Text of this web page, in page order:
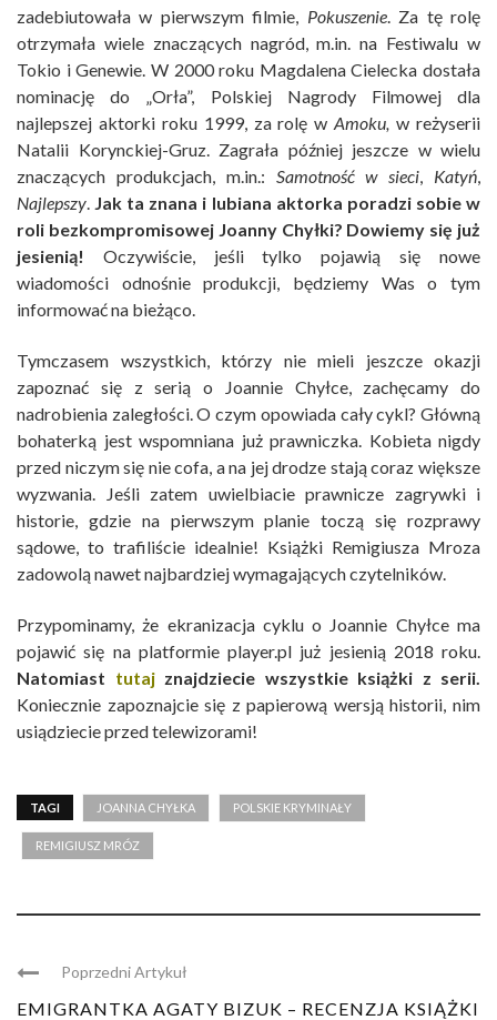
zadebiutowała w pierwszym filmie, Pokuszenie. Za tę rolę
otrzymała wiele znaczących nagród, m.in. na Festiwalu w
Tokio i Genewie. W 2000 roku Magdalena Cielecka dostała
nominację do „Orła”, Polskiej Nagrody Filmowej dla
najlepszej aktorki roku 1999, za rolę wAmoku,w reżyserii
Natalii Korynckiej-Gruz. Zagrała później jeszcze w wielu
znaczących produkcjach, m.in.: Samotność w sieci, Katyń,
Najlepszy. Jak ta znana i lubiana aktorka poradzi sobie w
roli bezkompromisowej Joanny Chyłki? Dowiemy się już
jesienią!
Oczywiście, jeśli tylko pojawią się nowe
wiadomości odnośnie produkcji, będziemy Was o tym
informować na bieżąco.
Tymczasem wszystkich, którzy nie mieli jeszcze okazji
zapoznać się z serią o Joannie Chyłce, zachęcamy do
nadrobienia zaległości. O czym opowiada cały cykl? Główną
bohaterką jest wspomniana już prawniczka. Kobieta nigdy
przed niczym się nie cofa, a na jej drodze stają coraz większe
wyzwania. Jeśli zatem uwielbiacie prawnicze zagrywki i
historie, gdzie na pierwszym planie toczą się rozprawy
sądowe, to trafiliście idealnie! Książki Remigiusza Mroza
zadowolą nawet najbardziej wymagających czytelników.
Przypominamy, że ekranizacja cyklu o Joannie Chyłce ma
pojawić się na platformie player.pl już jesienią 2018 roku.
Natomiast tutajznajdziecie wszystkie książki z serii.
Koniecznie zapoznajcie się z papierową wersją historii, nim
usiądziecie przed telewizorami!
TAGI JOANNA CHYŁKA POLSKIE KRYMINAŁY
REMIGIUSZ MRÓZ
Poprzedni Artykuł
EMIGRANTKA AGATY BIZUK – RECENZJA KSIĄŻKI